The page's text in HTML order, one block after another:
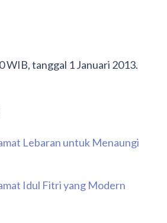
WIB, tanggal 1 Januari 2013.
Lebaran untuk Menaungi
Idul Fitri yang Modern